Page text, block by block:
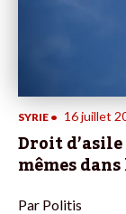
SYRIE • 16 juillet
Droit
mêmes
Par Politis